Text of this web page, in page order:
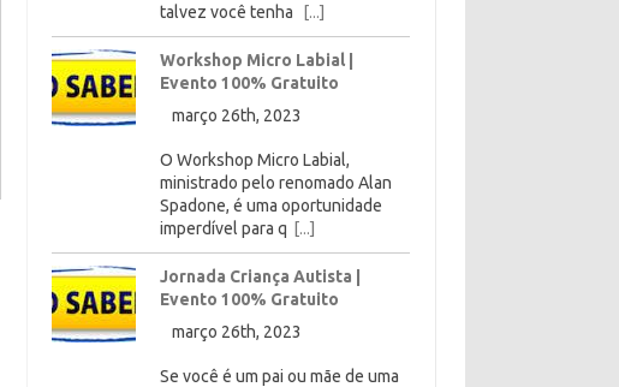
talvez você tenha
[...]
Workshop Micro Labial |
Evento 100% Gratuito
março 26th, 2023
O Workshop Micro Labial,
ministrado pelo renomado Alan
Spadone, é uma oportunidade
imperdível para q [...]
Jornada Criança Autista |
Evento 100% Gratuito
março 26th, 2023
Se você é um pai ou mãe de uma